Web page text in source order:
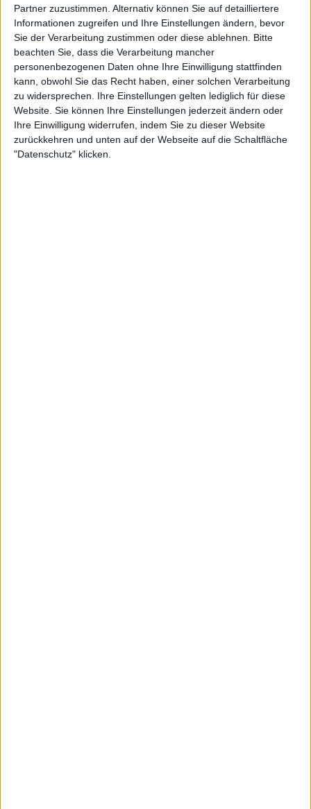
Partner zuzustimmen. Alternativ können Sie auf detailliertere
Informationen zugreifen und Ihre Einstellungen ändern, bevor
Sie der Verarbeitung zustimmen oder diese ablehnen.
Bitte
beachten Sie, dass die Verarbeitung mancher
personenbezogenen Daten ohne Ihre Einwilligung stattfinden
kann, obwohl Sie das Recht haben, einer solchen Verarbeitung
zu widersprechen. Ihre Einstellungen gelten lediglich für diese
Website. Sie können Ihre Einstellungen jederzeit ändern oder
Ihre Einwilligung widerrufen, indem Sie zu dieser Website
zurückkehren und unten auf der Webseite auf die Schaltfläche
"Datenschutz" klicken.